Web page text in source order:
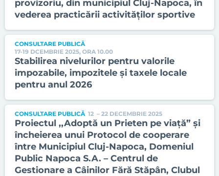
provizoriu, din municipiul Cluj-Napoca, în
vederea practicării activităților sportive
CONSULTARE PUBLICĂ
17-19 DCEMBRIE 2025, ORA 10.00
Stabilirea nivelurilor pentru valorile
impozabile, impozitele și taxele locale
pentru anul 2026
CONSULTARE PUBLICĂ 12 – 22 DECEMBRIE 2025
Proiectul ,,Adoptă un Prieten pe viață” și
încheierea unui Protocol de cooperare
între Municipiul Cluj-Napoca, Domeniul
Public Napoca S.A. – Centrul de
Gestionare a Câinilor Fără Stăpân, Clubul